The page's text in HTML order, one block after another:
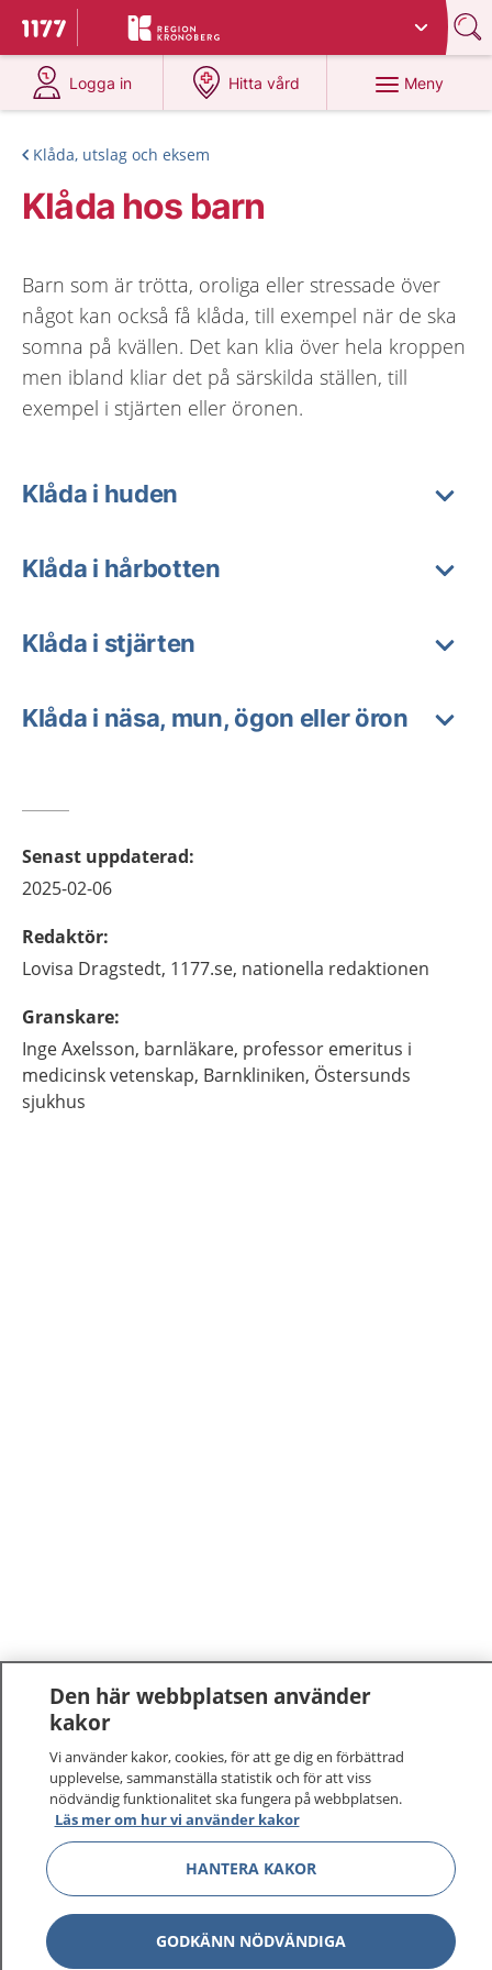
Till startsidan för 1177
Du har valt region
Logga in
på 1177.se
Hitta vård
på 1177.se
Meny
Klåda, utslag och eksem
Klåda hos barn
Barn som är trötta, oroliga eller stressade över
något kan också få klåda, till exempel när de ska
somna på kvällen. Det kan klia över hela kroppen
men ibland kliar det på särskilda ställen, till
exempel i stjärten eller öronen.
Klåda i huden
Klåda i hårbotten
Klåda i stjärten
Klåda i näsa, mun, ögon eller öron
Senast uppdaterad:
2025-02-06
Redaktör:
Lovisa Dragstedt, 1177.se, nationella redaktionen
Granskare:
IngeAxelsson, barnläkare, professor emeritus i
medicinsk vetenskap, Barnkliniken, Östersunds
sjukhus
1177–tryggt om din hälsa och vård
På 1177.se får du råd om hälsa och information om
sjukdomar och vilka mottagningar du kan kontakta.
Logga in för att läsa din journal och göra dina
Den här webbplatsen använder
kakor
Vi använder kakor, cookies, för att ge dig en förbättrad
upplevelse, sammanställa statistik och för att viss
nödvändig funktionalitet ska fungera på webbplatsen.
Läs mer om hur vi använder kakor
HANTERA KAKOR
GODKÄNN NÖDVÄNDIGA